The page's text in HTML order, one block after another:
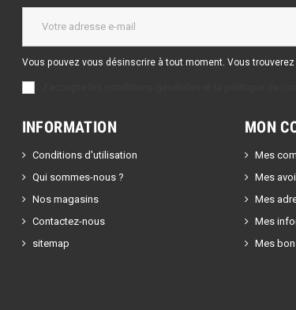
Vous pouvez vous désinscrire à tout moment. Vous
INFORMATION
Conditions d'utilisation
Qui sommes-nous ?
Nos magasins
Contactez-nous
sitemap
MON
Mes
Mes
Mes
Mes
Mes